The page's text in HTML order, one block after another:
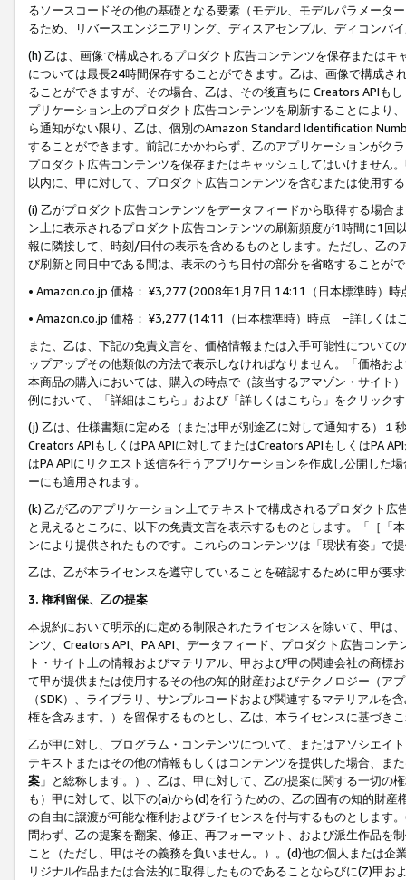
るソースコードその他の基礎となる要素（モデル、モデルパラメータ
るため、リバースエンジニアリング、ディスアセンブル、ディコンパ
(h) 乙は、画像で構成されるプロダクト広告コンテンツを保存または
については最長24時間保存することができます。乙は、画像で構成
ることができますが、その場合、乙は、その後直ちに Creators APIも
プリケーション上のプロダクト広告コンテンツを刷新することにより
ら通知がない限り、乙は、個別のAmazon Standard Identification
することができます。前記にかかわらず、乙のアプリケーションがク
プロダクト広告コンテンツを保存またはキャッシュしてはいけません
以内に、甲に対して、プロダクト広告コンテンツを含むまたは使用す
(i) 乙がプロダクト広告コンテンツをデータフィードから取得する場合
ン上に表示されるプロダクト広告コンテンツの刷新頻度が1時間に1
報に隣接して、時刻/日付の表示を含めるものとします。ただし、乙
び刷新と同日中である間は、表示のうち日付の部分を省略することが
• Amazon.co.jp 価格： ¥3,277 (2008年1月7日 14:11（日本標準時）
• Amazon.co.jp 価格： ¥3,277 (14:11（日本標準時）時点 −詳しくは
また、乙は、下記の免責文言を、価格情報または入手可能性について
ップアップその他類似の方法で表示しなければなりません。「価格
本商品の購入においては、購入の時点で（該当するアマゾン・サイト
例において、「詳細はこちら」および「詳しくはこちら」をクリック
(j) 乙は、仕様書類に定める（または甲が別途乙に対して通知する）
Creators APIもしくはPA APIに対してまたはCreators APIもしくはPA
はPA APIにリクエスト送信を行うアプリケーションを作成し公開した
ーにも適用されます。
(k) 乙が乙のアプリケーション上でテキストで構成されるプロダクト
と見えるところに、以下の免責文言を表示するものとします。「［「
ンにより提供されたものです。これらのコンテンツは「現状有姿」で
乙は、乙が本ライセンスを遵守していることを確認するために甲が要
3. 権利留保、乙の提案
本規約において明示的に定める制限されたライセンスを除いて、甲は
ンツ、Creators API、PA API、データフィード、プロダクト広告コン
ト・サイト上の情報およびマテリアル、甲および甲の関連会社の商
て甲が提供または使用するその他の知的財産およびテクノロジー（ア
（SDK）、ライブラリ、サンプルコードおよび関連するマテリアル
権を含みます。）を留保するものとし、乙は、本ライセンスに基づき
乙が甲に対し、プログラム・コンテンツについて、またはアソシエイ
テキストまたはその他の情報もしくはコンテンツを提供した場合、ま
案 」と総称します。）、乙は、甲に対して、乙の提案に関する一切
も）甲に対して、以下の(a)から(d)を行うための、乙の固有の知的財
の自由に譲渡が可能な権利およびライセンスを付与するものとします
問わず、乙の提案を翻案、修正、再フォーマット、および派生作品を
こと（ただし、甲はその義務を負いません。）。(d)他の個人または
リジナル作品または合法的に取得したものであることならびに(Z)甲